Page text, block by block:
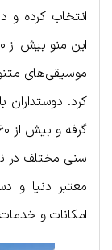
انتخاب کرده و
موسیقی‌های
کرد. دوستداران
سنی مختلف در
معتبر دنیا و
امکانات و